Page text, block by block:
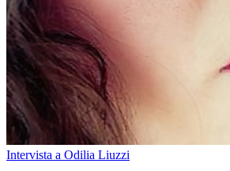
Intervista a Odilia Liuzzi